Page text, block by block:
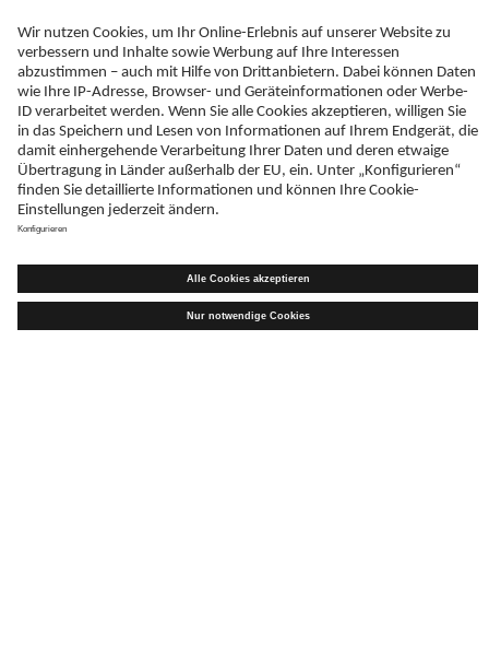
**Die positive Wirkung stellt sich während der Schwangerschaft/Stillzeit nur ein, wenn
zusätzlich zu der für Erwachsene empfohlenen Tagesdosis an Omega-3-Fettsäuren (d.h. 250 mg
DHA und/oder EPA) täglich 200 mg DHA eingenommen werden. Nahrungsergänzungsmittel.
Nahrungsergänzungsmittel sind kein Ersatz für eine abwechslungsreiche Ernährung.
Wussten Sie, dass...
Folat eine aktive Form der Folsäure (Vitamin B9) ist und damit vom